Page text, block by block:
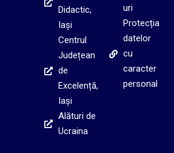
Didactic,
Iași
Centrul
Județean
de
Excelență,
Iași
Alături de
Ucraina
uri
Protecția
datelor
cu
caracter
personal